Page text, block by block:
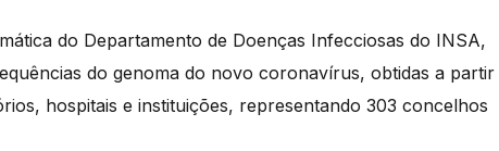
do Departamento de Doenças Infecciosas do INSA,
do genoma do novo coronavírus, obtidas a partir
hospitais e instituições, representando 303 concelhos